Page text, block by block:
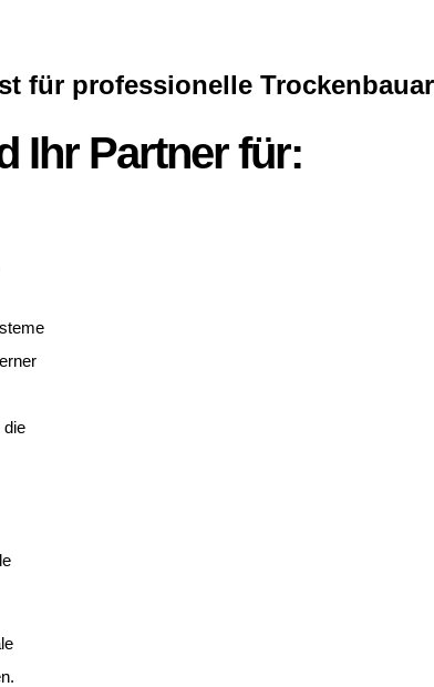
für professionelle
Ihr Partner für:
die